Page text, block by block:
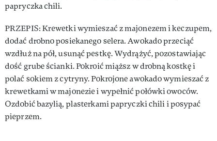
papryczka chili.
PRZEPIS: Krewetki wymieszać z majonezem i keczupem,
dodać drobno posiekanego selera. Awokado przeciąć
wzdłuż na pół, usunąć pestkę. Wydrążyć, pozostawiając
dość grube ścianki. Pokroić miąższ w drobną kostkę i
polać sokiem z cytryny. Pokrojone awokado wymieszać z
krewetkami w majonezie i wypełnić połówki owoców.
Ozdobić bazylią, plasterkami papryczki chili i posypać
pieprzem.